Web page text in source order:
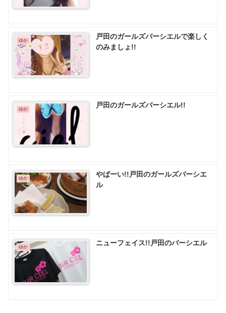
ゆか
戸田のガールズバーシエルで楽しく
のみましょ!!
ゆか 戸田のガールズバーシエル!!
ゆか
やばーい!!戸田のガールズバーシエ
ル
ゆか ニューフェイス!!戸田のバーシエル